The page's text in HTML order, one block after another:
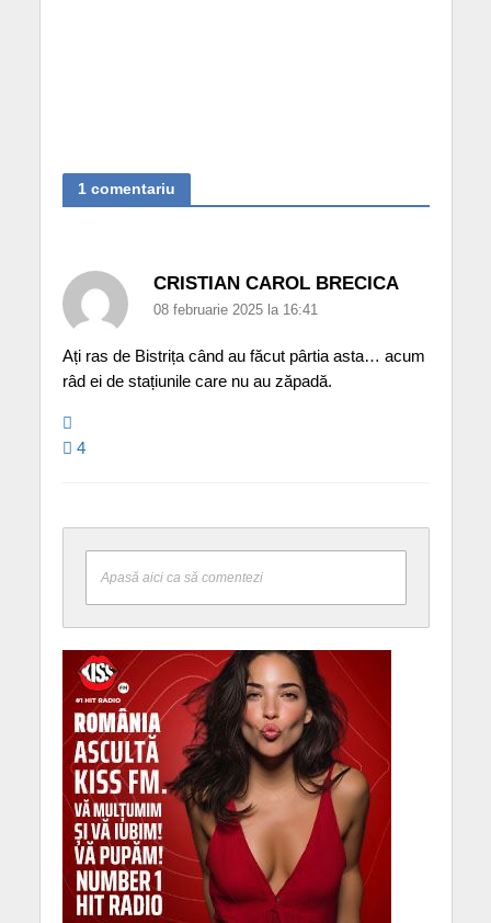
1 comentariu
CRISTIAN CAROL BRECICA
08 februarie 2025 la 16:41
Ați ras de Bistrița când au făcut pârtia asta… acum
râd ei de stațiunile care nu au zăpadă.
4
Apasă aici ca să comentezi